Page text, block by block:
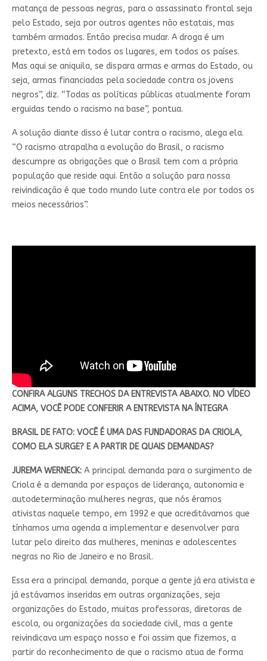
matança de pessoas negras, para o assassinato frontal seja
pelo Estado, seja por outros agentes não estatais, mas
também armados. Então precisa mudar. A droga é um
pretexto, está em todos os lugares, em todos os países.
Mas aqui se aniquila, se dispara armas e armas do Estado, ou
seja, armas financiadas pela sociedade contra os jovens
negros”, diz. “Todas as políticas públicas atualmente foram
erguidas tendo o racismo na base”, pontua.
A solução diante disso é lutar contra o racismo, alega ela.
“O racismo atrapalha a evolução do Brasil, o racismo
descumpre as obrigações que o Brasil tem com a própria
população que reside aqui. Então a solução para nossa
reivindicação é que todo mundo lute contra ele por todos os
meios necessários”.
CONFIRA ALGUNS TRECHOS DA ENTREVISTA ABAIXO. NO VÍDEO
ACIMA, VOCÊ PODE CONFERIR A ENTREVISTA NA ÍNTEGRA
BRASIL DE FATO: VOCÊ É UMA DAS FUNDADORAS DA CRIOLA,
COMO ELA SURGE? E A PARTIR DE QUAIS DEMANDAS?
JUREMA WERNECK:A principal demanda para o surgimento de
Criola é a demanda por espaços de liderança, autonomia e
autodeterminação mulheres negras, que nós éramos
ativistas naquele tempo, em 1992 e que acreditávamos que
tínhamos uma agenda a implementar e desenvolver para
lutar pelo direito das mulheres, meninas e adolescentes
negras no Rio de Janeiro e no Brasil.
Essa era a principal demanda, porque a gente já era ativista e
já estávamos inseridas em outras organizações, seja
organizações do Estado, muitas professoras, diretoras de
escola, ou organizações da sociedade civil, mas a gente
reivindicava um espaço nosso e foi assim que fizemos, a
partir do reconhecimento de que o racismo atua de forma